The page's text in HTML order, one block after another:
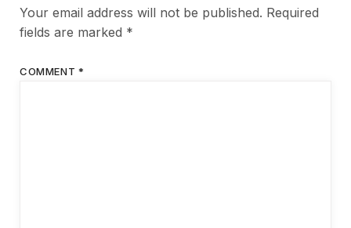
Your email address will not be published. Required
fields are marked *
COMMENT *